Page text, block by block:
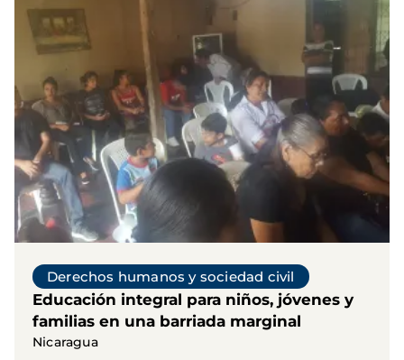
Derechos humanos y sociedad civil
Educación integral para niños, jóvenes y
familias en una barriada marginal
Nicaragua